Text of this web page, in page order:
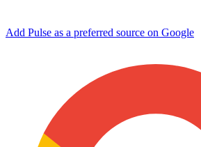
Add Pulse as a preferred source on Google